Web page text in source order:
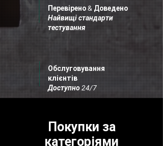
Перевірено & Доведено
Найвищі стандарти
тестування
Обслуговування
клієнтів
Доступно 24/7
Покупки за
категоріями